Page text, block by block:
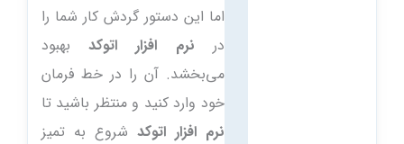
اما این دستور گردش کار شما را
در نرم افزار اتوکدبهبود
می‌بخشد.آن را در خط فرمان
خود وارد کنید و منتظر باشید تا
نرم افزار اتوکد شروع به تمیز